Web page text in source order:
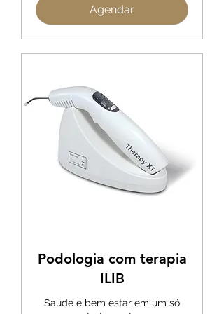
Agendar
Podologia com terapia
ILIB
Saúde e bem estar em um só